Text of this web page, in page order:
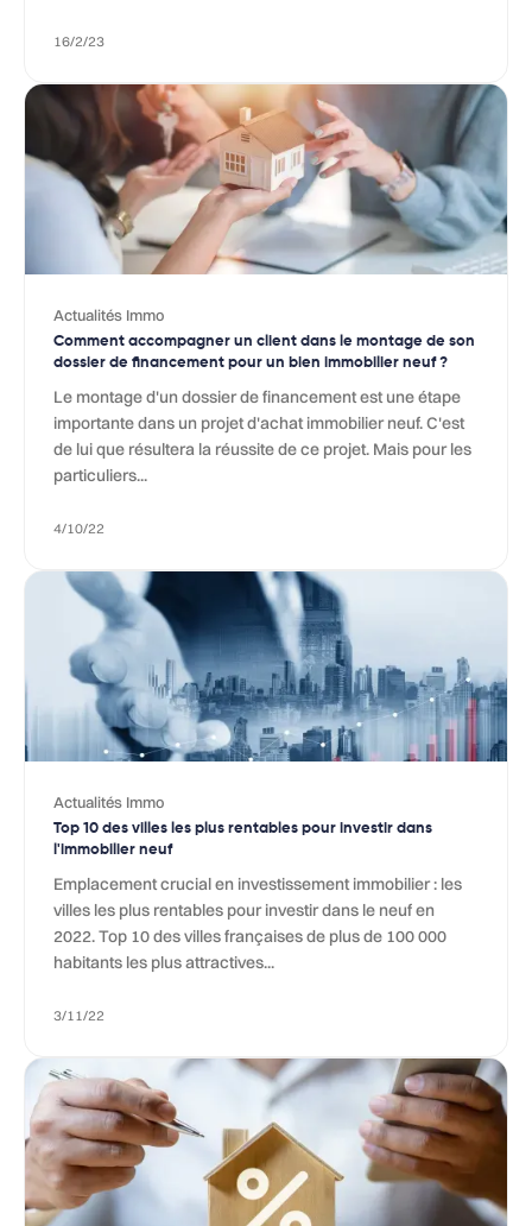
16/2/23
Actualités Immo
Comment accompagner un client dans le montage de son
dossier de financement pour un bien immobilier neuf ?
Le montage d'un dossier de financement est une étape
importante dans un projet d'achat immobilier neuf. C'est
de lui que résultera la réussite de ce projet. Mais pour les
particuliers...
4/10/22
Actualités Immo
Top 10 des villes les plus rentables pour investir dans
l'immobilier neuf
Emplacement crucial en investissement immobilier : les
villes les plus rentables pour investir dans le neuf en
2022. Top 10 des villes françaises de plus de 100 000
habitants les plus attractives...
3/11/22